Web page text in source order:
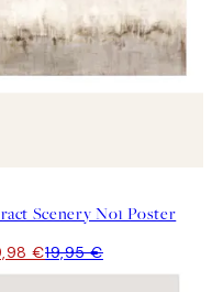
Scenery No1 Poster
€19,95 €